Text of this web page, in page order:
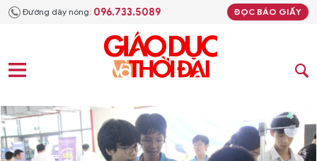
Đường dây nóng: 096.733.5089 ĐỌC BÁO GIẤY